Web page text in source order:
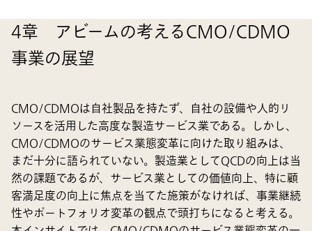
4章 アビームの考えるCMO/CDMO
事業の展望
CMO/CDMOは自社製品を持たず、自社の設備や人的リ
ソースを活用した高度な製造サービス業である。しかし、
CMO/CDMOのサービス業態変革に向けた取り組みは、
まだ十分に語られていない。製造業としてQCDの向上は当
然の課題であるが、サービス業としての価値向上、特に顧
客満足度の向上に焦点を当てた施策がなければ、事業継続
性やポートフォリオ変革の観点で頭打ちになると考える。